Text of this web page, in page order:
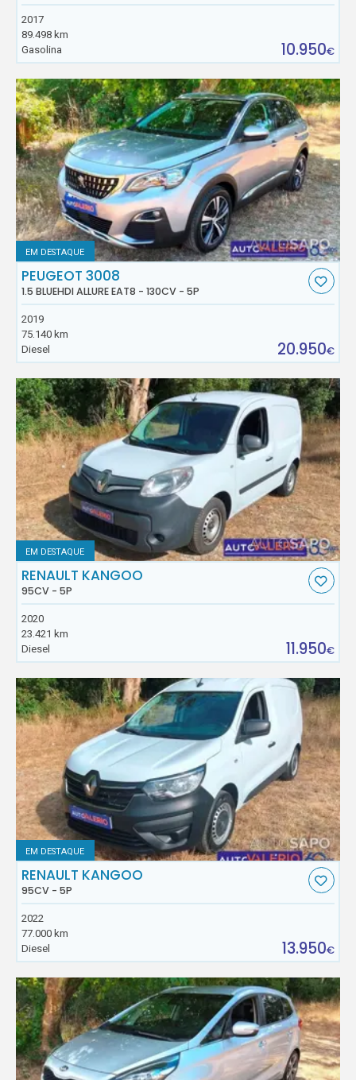
2017
89.498 km
Gasolina
10.950€
EM DESTAQUE
PEUGEOT 3008
1.5 BLUEHDI ALLURE EAT8 - 130CV - 5P
2019
75.140 km
Diesel
20.950€
EM DESTAQUE
RENAULT KANGOO
95CV - 5P
2020
23.421 km
Diesel
11.950€
EM DESTAQUE
RENAULT KANGOO
95CV - 5P
2022
77.000 km
Diesel
13.950€